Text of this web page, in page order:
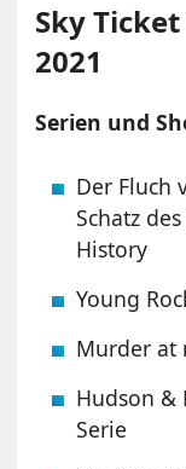
Sky
2021
Serien und
Der Fluch
Schatz
History
Young
Murder at
Hudson &
Serie